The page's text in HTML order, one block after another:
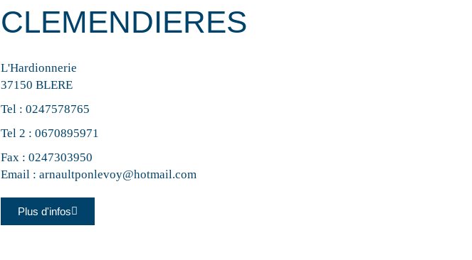
CLEMENDIERES
L'Hardionnerie
37150 BLERE
Tel : 0247578765
Tel 2 : 0670895971
Fax : 0247303950
Email : arnaultponlevoy@hotmail.com
Plus d'infos